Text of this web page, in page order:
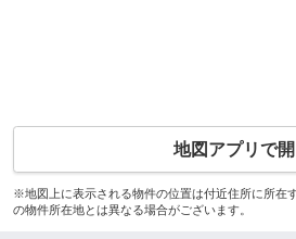
地図アプリで開
※地図上に表示される物件の位置は付近住所に所在
の物件所在地とは異なる場合がございます。